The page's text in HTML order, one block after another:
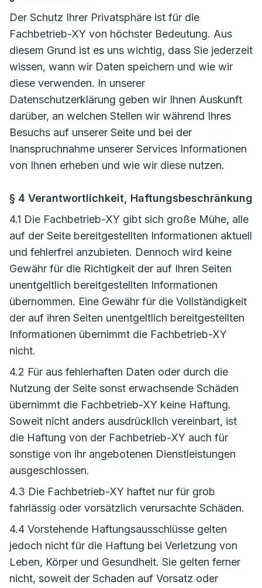
Der Schutz Ihrer Privatsphäre ist für die
Fachbetrieb-XY von höchster Bedeutung. Aus
diesem Grund ist es uns wichtig, dass Sie jederzeit
wissen, wann wir Daten speichern und wie wir
diese verwenden. In unserer
Datenschutzerklärung geben wir Ihnen Auskunft
darüber, an welchen Stellen wir während Ihres
Besuchs auf unserer Seite und bei der
Inanspruchnahme unserer Services Informationen
von Ihnen erheben und wie wir diese nutzen.
§ 4 Verantwortlichkeit, Haftungsbeschränkung
4.1 Die Fachbetrieb-XY gibt sich große Mühe, alle
auf der Seite bereitgestellten Informationen aktuell
und fehlerfrei anzubieten. Dennoch wird keine
Gewähr für die Richtigkeit der auf Ihren Seiten
unentgeltlich bereitgestellten Informationen
übernommen. Eine Gewähr für die Vollständigkeit
der auf ihren Seiten unentgeltlich bereitgestellten
Informationen übernimmt die Fachbetrieb-XY
nicht.
4.2 Für aus fehlerhaften Daten oder durch die
Nutzung der Seite sonst erwachsende Schäden
übernimmt die Fachbetrieb-XY keine Haftung.
Soweit nicht anders ausdrücklich vereinbart, ist
die Haftung von der Fachbetrieb-XY auch für
sonstige von ihr angebotenen Dienstleistungen
ausgeschlossen.
4.3 Die Fachbetrieb-XY haftet nur für grob
fahrlässig oder vorsätzlich verursachte Schäden.
4.4 Vorstehende Haftungsausschlüsse gelten
jedoch nicht für die Haftung bei Verletzung von
Leben, Körper und Gesundheit. Sie gelten ferner
nicht, soweit der Schaden auf Vorsatz oder